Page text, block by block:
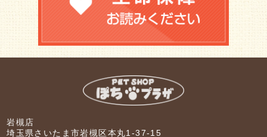
岩槻店
埼玉県さいたま市岩槻区本丸1-37-15